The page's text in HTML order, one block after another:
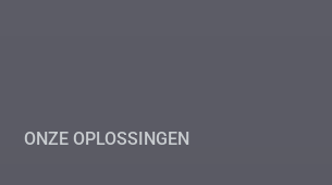
ONZE OPLOSSINGEN